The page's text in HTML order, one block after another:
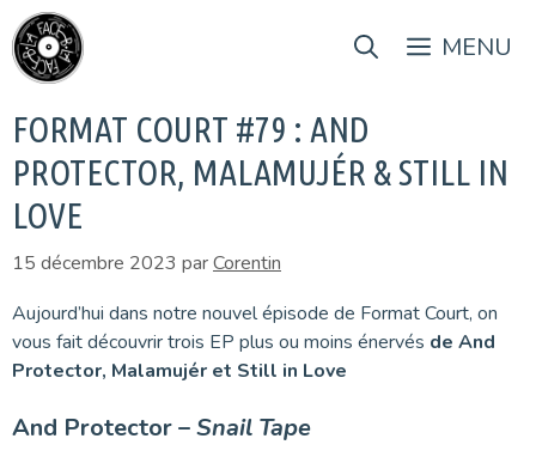
Aller
au
contenu
MENU
FORMAT COURT #79 : AND
PROTECTOR, MALAMUJÉR & STILL IN
LOVE
15 décembre 2023 parCorentin
Aujourd’hui dans notre nouvel épisode de Format Court, on
vous fait découvrir trois EP plus ou moins énervés de And
Protector, Malamujér et Still in Love
And Protector –Snail Tape